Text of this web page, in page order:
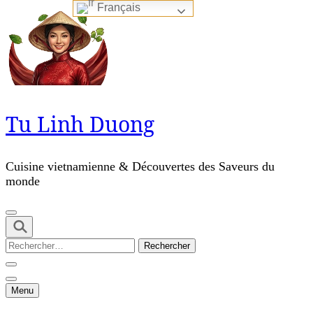
content
(Press
Enter)
Tu Linh Duong
Cuisine vietnamienne & Découvertes des Saveurs du
monde
Rechercher :
Menu
Français